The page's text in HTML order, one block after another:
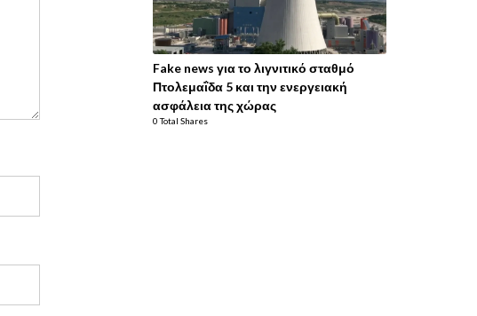
Fake news για το λιγνιτικό σταθμό
Πτολεμαΐδα 5 και την ενεργειακή
ασφάλεια της χώρας
0 Total Shares